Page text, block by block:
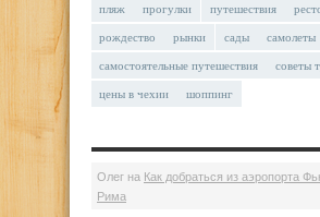
пляж прогулки путешествия
рождество рынки сады самолеты
самостоятельные путешествия советы
цены в чехии шоппинг
Олег на Как добраться из аэропорта
Рима